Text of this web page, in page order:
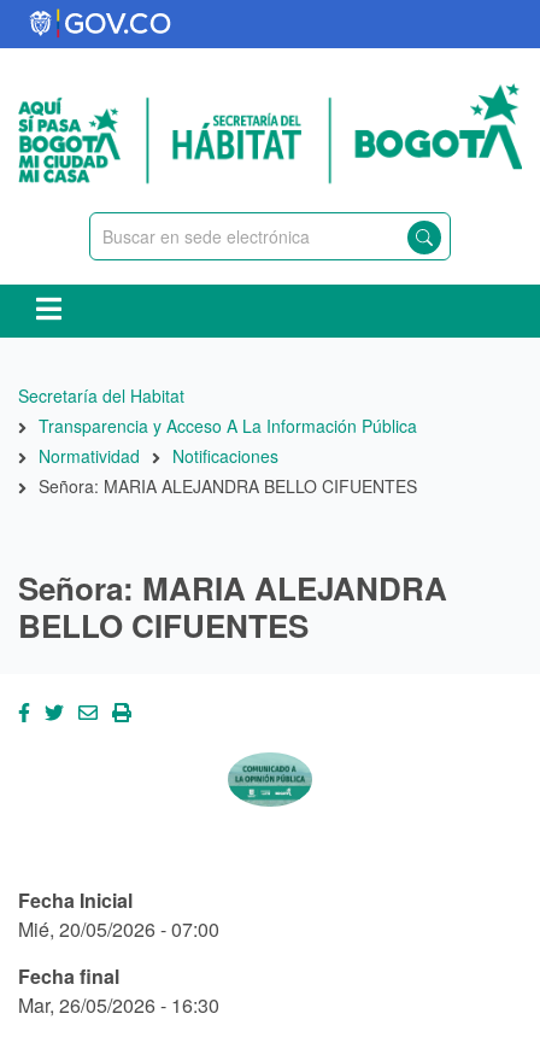
Pasar
al
principal
Ruta
de
navegación
Secretaría del Habitat
Transparencia y Acceso A La Información Pública
Normatividad
Notificaciones
Señora: MARIA ALEJANDRA BELLO CIFUENTES
Señora: MARIA ALEJANDRA
BELLO CIFUENTES
Fecha Inicial
Mié, 20/05/2026 - 07:00
Fecha final
Mar, 26/05/2026 - 16:30